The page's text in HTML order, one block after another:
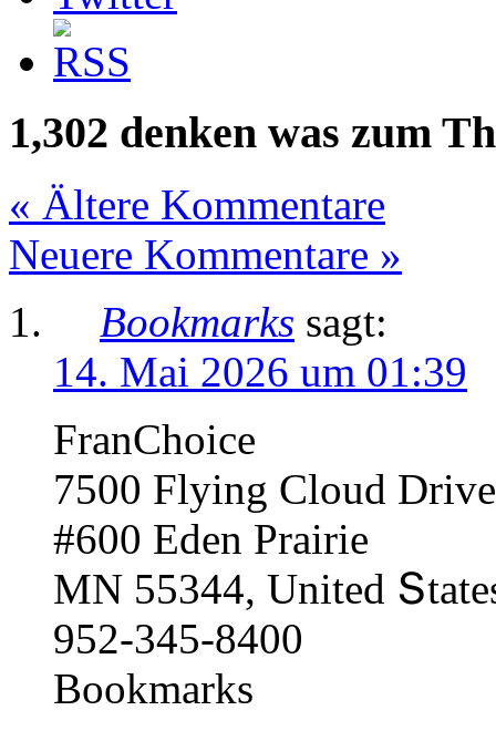
1,302 denken was zum
« Ältere Kommentare
Neuere Kommentare »
Bookmarks sagt:
14. Mai 2026 um 01:39
FranChoice
7500 Flying Cloud
#600 Eden Prairie
MN 55344, United
952-345-8400
Bookmarks